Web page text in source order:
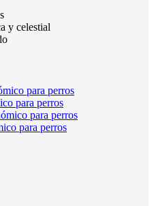
y celestial
para perros
para perros